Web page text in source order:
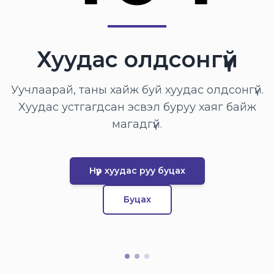
Хуудас олдсонгүй
Уучлаарай, таны хайж буй хуудас олдсонгүй.
Хуудас устгагдсан эсвэл буруу хаяг байж
магадгүй.
Нүүр хуудас руу буцах
Буцах